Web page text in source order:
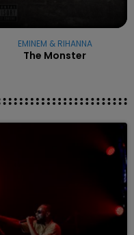
EMINEM & RIHANNA
The Monster